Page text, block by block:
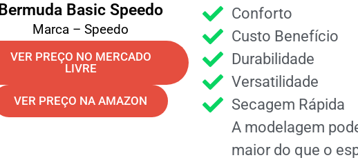
Bermuda Basic Speedo
Marca – Speedo
VER PREÇO NO MERCADO
LIVRE
VER PREÇO NA AMAZON
Conforto
Custo Benefício
Durabilidade
Versatilidade
Secagem Rápida
A modelagem
maior do que o